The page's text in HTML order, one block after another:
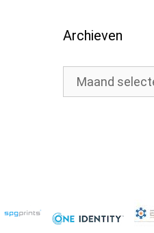
Archieven
Archieven